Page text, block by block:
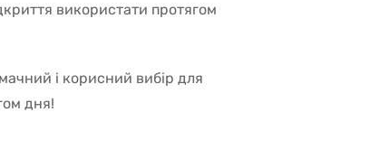
використати протягом
і корисний вибір для
дня!